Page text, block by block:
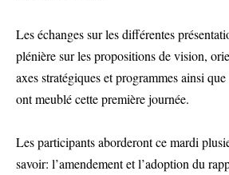
Les échanges sur les différentes
plénière sur les propositions de vision,
axes stratégiques et programmes ainsi
ont meublé cette première journée.
Les participants aborderont ce mardi
savoir: l’amendement et l’adoption du